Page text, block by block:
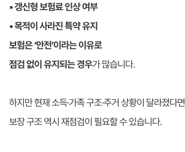
• 갱신형 보험료 인상 여부
• 목적이 사라진 특약 유지
보험은 ‘안전’이라는 이유로
점검 없이 유지되는 경우가 많습니다.
하지만 현재 소득·가족 구조·주거 상황이 달라졌다면
보장 구조 역시 재점검이 필요할 수 있습니다.